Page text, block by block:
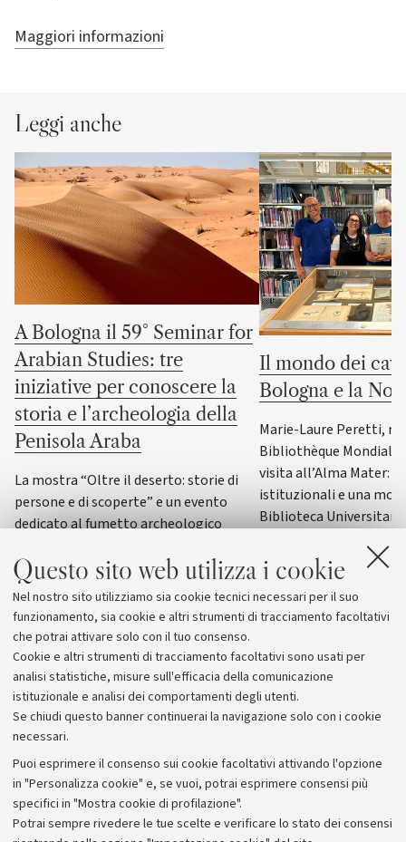
Questo sito web utilizza i cookie
Nel nostro sito utilizziamo sia cookie tecnici necessari per il suo
funzionamento, sia cookie e altri strumenti di tracciamento facoltativi
che potrai attivare solo con il tuo consenso.
Cookie e altri strumenti di tracciamento facoltativi sono usati per
analisi statistiche, misure sull'efficacia della comunicazione
istituzionale e analisi dei comportamenti degli utenti.
Se chiudi questo banner continuerai la navigazione solo con i cookie
necessari.
Puoi esprimere il consenso sui cookie facoltativi attivando l'opzione
in "Personalizza cookie" e, se vuoi, potrai esprimere consensi più
specifici in "Mostra cookie di profilazione".
Potrai sempre rivedere le tue scelte e verificare lo stato dei consensi
Maggiori informazioni
Leggi anche
A Bologna il 59° Seminar for
Arabian Studies: tre
iniziative per conoscere la
storia e l’archeologia della
Penisola Araba
La mostra “Oltre il deserto: storie di
persone e di scoperte” e un evento
dedicato al fumetto archeologico
convegno internazionale di
archeologia e storia della Penisola
Araba
Il mondo dei
Bologna e la
Marie-Laure Peretti,
Bibliothèque Mondiale
visita all’Alma Mater:
istituzionali e una
Biblioteca
Italia
Archivio
Comunicati stampa
Redazione